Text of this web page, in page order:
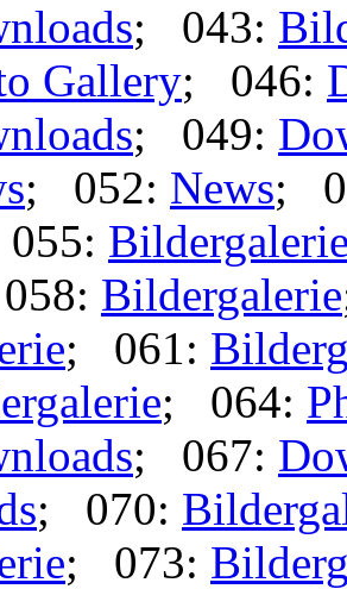
; 043:
Gallery; 046:
; 049:
; 052: News;
Bildergalerie
; 061:
; 064:
; 067:
; 070:
; 073: